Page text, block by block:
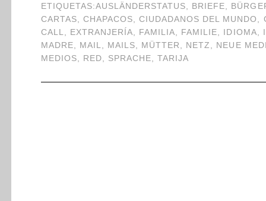
ETIQUETAS:AUSLÄNDERSTATUS, BRIEFE,
CARTAS, CHAPACOS, CIUDADANOS DEL MUNDO ,
CALL, EXTRANJERÍA, FAMILIA, FAMILIE, IDIOMA,
MADRE, MAIL, MAILS, MÜTTER , NETZ , NEUE
MEDIOS, RED, SPRACHE,TARIJA